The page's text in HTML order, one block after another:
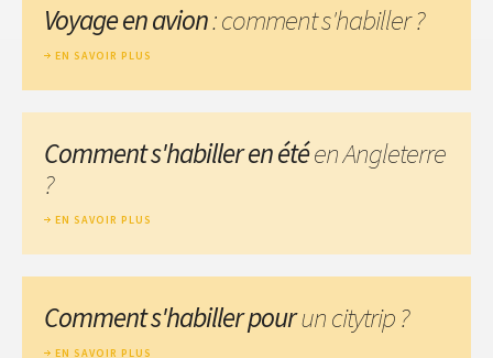
Voyage en avion: comment s'habiller ?
EN SAVOIR PLUS
Comment s'habiller en étéen Angleterre
?
EN SAVOIR PLUS
Comment s'habiller pourun citytrip ?
EN SAVOIR PLUS